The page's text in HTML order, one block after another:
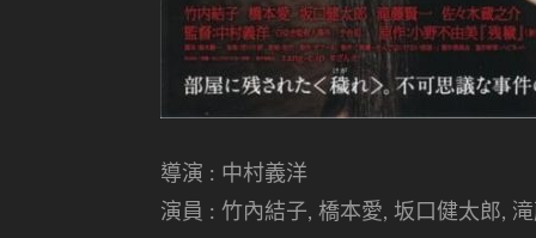
導演 : 中村義洋
演員 : 竹內結子, 橋本愛, 坂口健太郎,